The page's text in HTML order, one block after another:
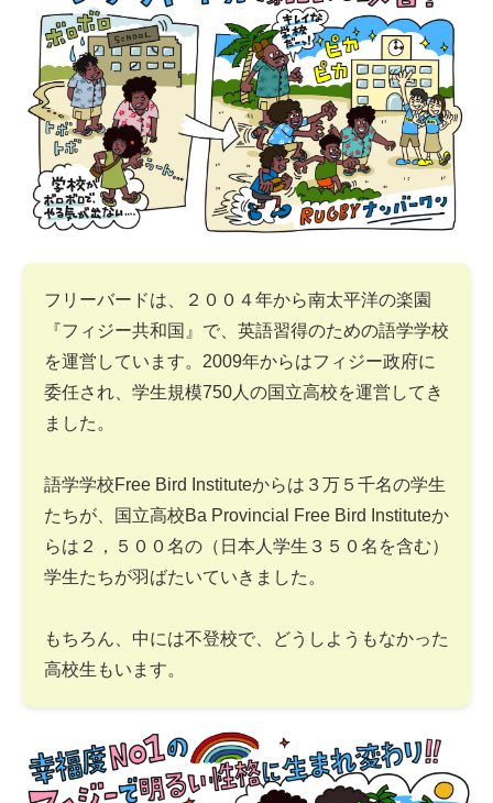
フリーバードは、２００４年から南太平洋の楽園
『フィジー共和国』で、英語習得のための語学学校
を運営しています。2009年からはフィジー政府に
委任され、学生規模750人の国立高校を運営してき
ました。
語学学校Free Bird Instituteからは３万５千名の学生
たちが、国立高校Ba Provincial Free Bird Instituteか
らは２，５００名の（日本人学生３５０名を含む）
学生たちが羽ばたいていきました。
もちろん、中には不登校で、どうしようもなかった
高校生もいます。